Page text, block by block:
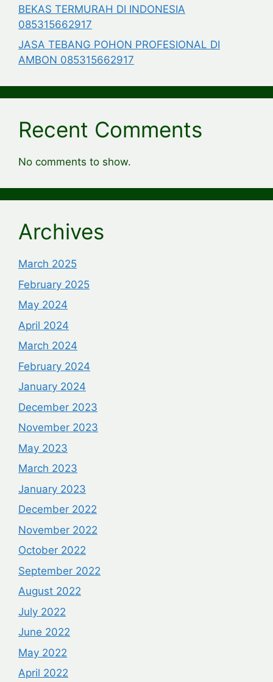
BEKAS TERMURAH DI INDONESIA
085315662917
JASA TEBANG POHON PROFESIONAL DI
AMBON 085315662917
Recent Comments
No comments to show.
Archives
March 2025
February 2025
May 2024
April 2024
March 2024
February 2024
January 2024
December 2023
November 2023
May 2023
March 2023
January 2023
December 2022
November 2022
October 2022
September 2022
August 2022
July 2022
June 2022
May 2022
April 2022